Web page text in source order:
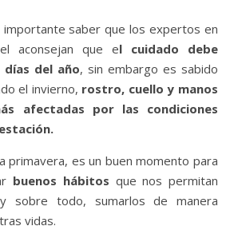
importante saber que los expertos en
aconsejan que el cuidado debe
días del año, sin embargo es sabido
el invierno, rostro, cuello y manos
afectadas por las condiciones
primavera, es un buen momento para
buenos hábitos que nos permitan
sobre todo, sumarlos de manera
vidas.